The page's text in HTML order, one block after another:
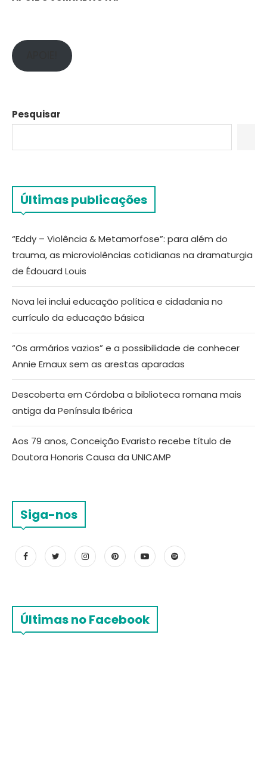
Pesquisar
Últimas publicações
“Eddy – Violência & Metamorfose”: para além do
trauma, as microviolências cotidianas na dramaturgia
de Édouard Louis
Nova lei inclui educação política e cidadania no
currículo da educação básica
“Os armários vazios” e a possibilidade de conhecer
Annie Ernaux sem as arestas aparadas
Descoberta em Córdoba a biblioteca romana mais
antiga da Península Ibérica
Aos 79 anos, Conceição Evaristo recebe título de
Doutora Honoris Causa da UNICAMP
Siga-nos
Últimas no Facebook